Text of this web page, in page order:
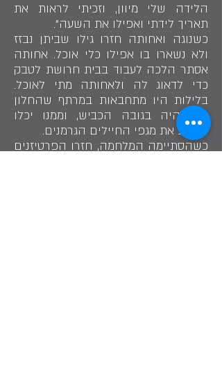
הלידה שלי מיוון, וזכיתי לראות את
תאריך לידתי ואפילו את השעה".
כשנוגה ואחותה חזרו גילו שביתן נבזז
ולא נשארו בו אפילו כלי אוכל. אחותה
אסתר הלכה לעבוד בבית חרושת לטבק
כדי לדאוג לה ולאחותה מתי לאוכל.
בלילות היו מתחבאות במרתף שהחלון
שלו היה בגובה הכביש, וממנו יכלו
לראות את מגפי החיילים הגרמנים.
כשהסתיימה המלחמה, חזרו הפרטיזנים